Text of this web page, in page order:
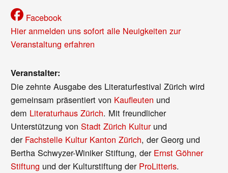
Facebook
Hier anmelden uns sofort alle Neuigkeiten zur
Veranstaltung erfahren
Veranstalter:
Die zehnte Ausgabe des Literaturfestival Zürich wird
gemeinsam präsentiert von Kaufleuten und
dem Literaturhaus Zürich. Mit freundlicher
Unterstützung vonStadt Zürich Kulturund
der Fachstelle Kultur Kanton Zürich, der Georg und
Bertha Schwyzer-Winiker Stiftung, der Ernst Göhner
Stiftung und der Kulturstiftung der ProLitteris.